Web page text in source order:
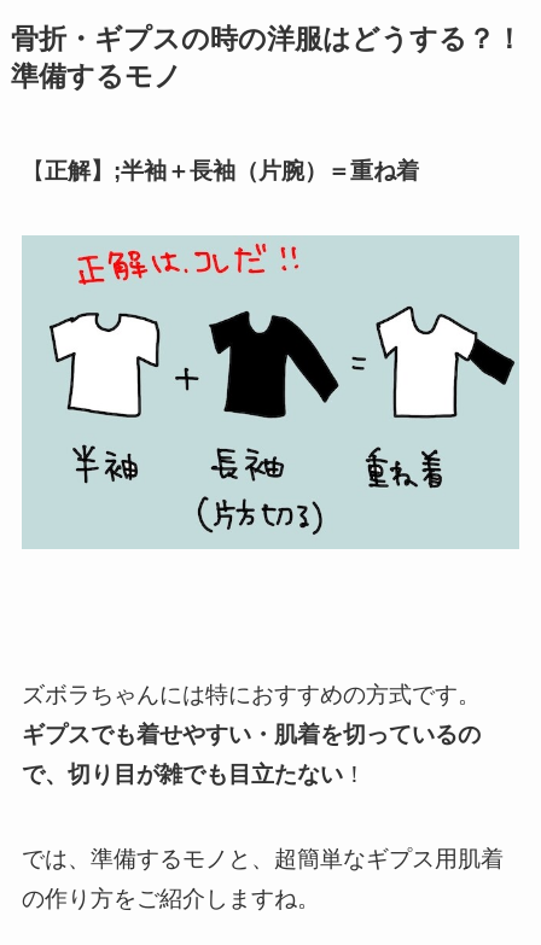
骨折・ギプスの時の洋服はどうする？！
準備するモノ
【正解】;半袖＋長袖（片腕）＝重ね着
ズボラちゃんには特におすすめの方式です。
ギプスでも着せやすい・肌着を切っているの
で、切り目が雑でも目立たない！
では、準備するモノと、超簡単なギプス用肌着
の作り方をご紹介しますね。